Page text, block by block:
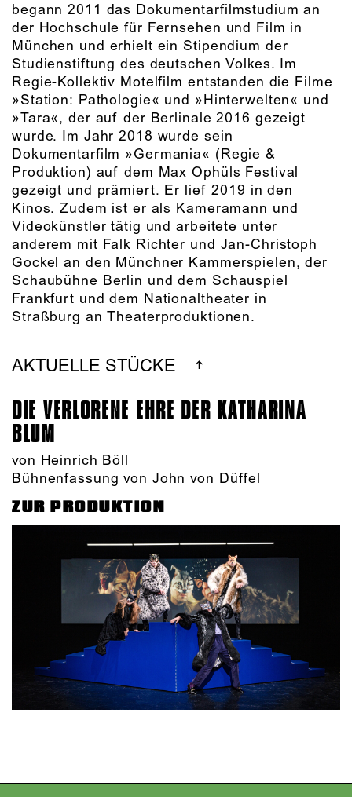
begann 2011 das Dokumentarfilmstudium an
der Hochschule für Fernsehen und Film in
München und erhielt ein Stipendium der
Studienstiftung des deutschen Volkes. Im
Regie-Kollektiv Motelfilm entstanden die Filme
»Station: Pathologie« und »Hinterwelten« und
»Tara«, der auf der Berlinale 2016 gezeigt
wurde. Im Jahr 2018 wurde sein
Dokumentarfilm »Germania« (Regie &
Produktion) auf dem Max Ophüls Festival
gezeigt und prämiert. Er lief 2019 in den
Kinos. Zudem ist er als Kameramann und
Videokünstler tätig und arbeitete unter
anderem mit Falk Richter und Jan-Christoph
Gockel an den Münchner Kammerspielen, der
Schaubühne Berlin und dem Schauspiel
Frankfurt und dem Nationaltheater in
Straßburg an Theaterproduktionen.
AKTUELLE STÜCKE
DIE VERLORENE EHRE DER KATHARINA
BLUM
von Heinrich Böll
Bühnenfassung von John von Düffel
ZUR PRODUKTION